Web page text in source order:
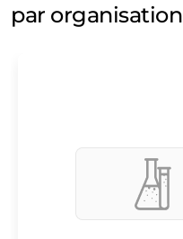
par organisation